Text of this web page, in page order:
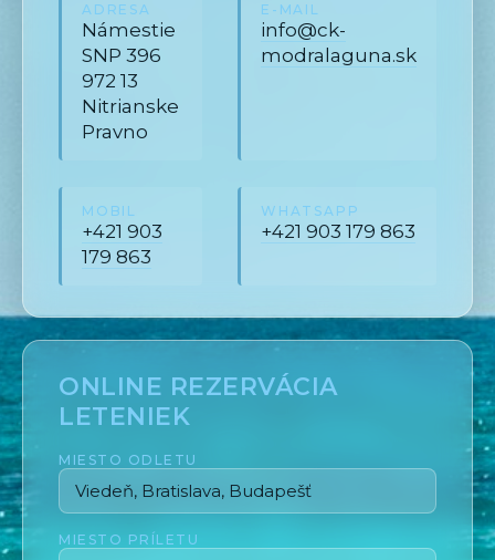
ADRESA
Námestie
SNP 396
972 13
Nitrianske
Pravno
E-MAIL
info@ck-
modralaguna.sk
MOBIL
+421 903
179 863
WHATSAPP
+421 903 179 863
ONLINE REZERVÁCIA
LETENIEK
MIESTO ODLETU
MIESTO PRÍLETU